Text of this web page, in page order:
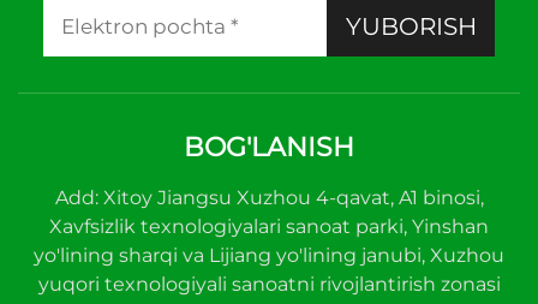
YUBORISH
BOG'LANISH
Add: Xitoy Jiangsu Xuzhou 4-qavat, A1 binosi,
Xavfsizlik texnologiyalari sanoat parki, Yinshan
yo'lining sharqi va Lijiang yo'lining janubi, Xuzhou
yuqori texnologiyali sanoatni rivojlantirish zonasi